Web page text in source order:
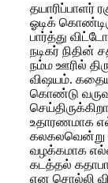
தயாரிப்பாளர்
ஓடிக்
பார்த்து
நடிகர் நிதின்
நம்ம ஊரில்
விஷயம்.
கொண்டு
உதாரணமாக
கலகலவென்று
வழக்கமாக
கடத்தல்
என சொல்லி